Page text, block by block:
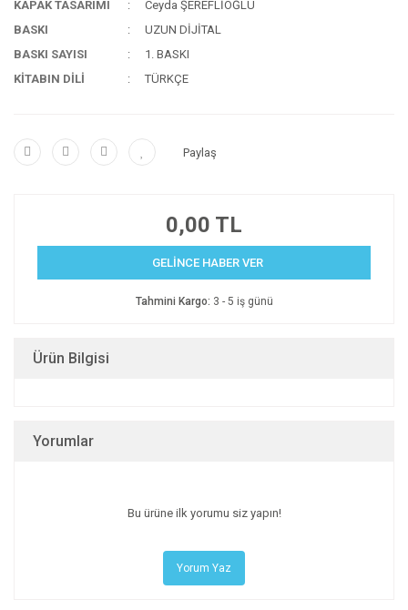
KAPAK TASARIMI
Ceyda ŞEREFLİOĞLU
BASKI
UZUN DİJİTAL
BASKI SAYISI
1. BASKI
KİTABIN DİLİ
TÜRKÇE
Paylaş
0,00 TL
GELİNCE HABER VER
Tahmini Kargo: 3 - 5 iş günü
Ürün Bilgisi
Yorumlar
Bu ürüne ilk yorumu siz yapın!
Yorum Yaz